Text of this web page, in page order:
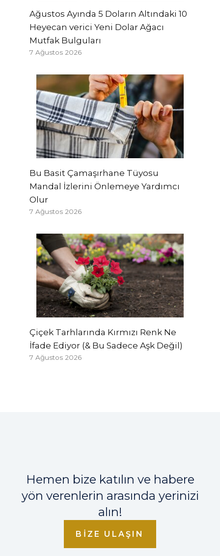
Ağustos Ayında 5 Doların Altındaki 10
Heyecan verici Yeni Dolar Ağacı
Mutfak Bulguları
7 Ağustos 2026
Bu Basit Çamaşırhane Tüyosu
Mandal İzlerini Önlemeye Yardımcı
Olur
7 Ağustos 2026
Çiçek Tarhlarında Kırmızı Renk Ne
İfade Ediyor (& Bu Sadece Aşk Değil)
7 Ağustos 2026
Hemen bize katılın ve habere
yön verenlerin arasında yerinizi
alın!
BIZE ULAŞIN